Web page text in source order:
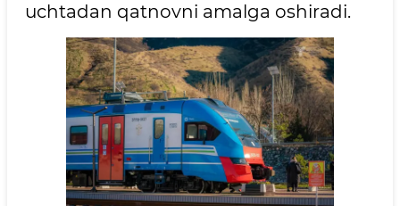
uchtadan qatnovni amalga oshiradi.